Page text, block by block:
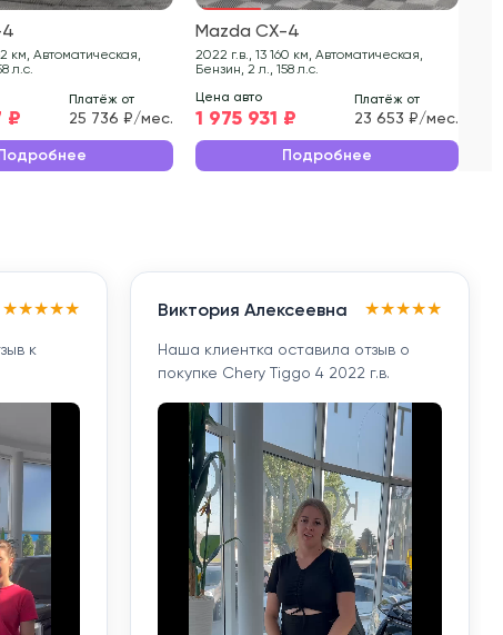
л.с.
₽
Платёж от
25 736 ₽/мес.
Mazda CX-4
2022 г.в., 13 160 км, Автоматическая,
Бензин, 2 л., 158 л.с.
Цена авто
1 975 931 ₽
Платёж от
23 653 ₽/мес.
Подробнее
★★★★★
к
Виктория Алексеевна ★★★★★
Наша клиентка оставила отзыв о
покупке Chery Tiggo 4 2022 г.в.